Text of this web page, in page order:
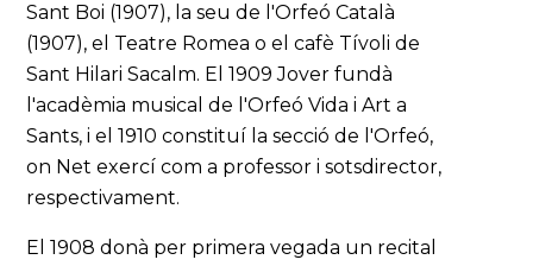
Sant Boi (1907), la seu de l'Orfeó Català
(1907), el Teatre Romea o el cafè Tívoli de
Sant Hilari Sacalm. El 1909 Jover fundà
l'acadèmia musical de l'Orfeó Vida i Art a
Sants, i el 1910 constituí la secció de l'Orfeó,
on Net exercí com a professor i sotsdirector,
respectivament.
El 1908 donà per primera vegada un recital